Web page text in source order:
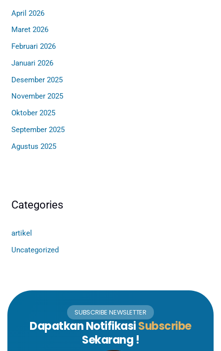
April 2026
Maret 2026
Februari 2026
Januari 2026
Desember 2025
November 2025
Oktober 2025
September 2025
Agustus 2025
Categories
artikel
Uncategorized
SUBSCRIBE NEWSLETTER
Dapatkan NotifikasiSubscribe
Sekarang !